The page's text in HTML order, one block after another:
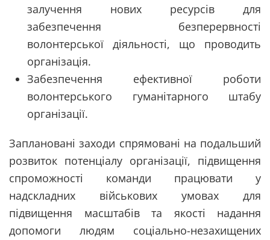
залучення нових ресурсів для
забезпечення безперервності
волонтерської діяльності, що проводить
організація.
Забезпечення ефективної роботи
волонтерського гуманітарного штабу
організації.
Заплановані заходи спрямовані на подальший
розвиток потенціалу організації, підвищення
спроможності команди працювати у
надскладних військових умовах для
підвищення масштабів та якості надання
допомоги людям соціально-незахищених